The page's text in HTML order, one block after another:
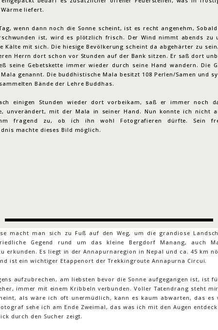
liefert.
wenn dann noch die Sonne scheint, ist es recht angenehm,
ist, wird es plötzlich frisch. Der Wind nimmt abends zu
Kälte mit sich. Die hiesige Bevölkerung scheint da abgehärter zu
Herrn dort schon vor Stunden auf der Bank sitzen. Er saß dort
seine Gebetskette immer wieder durch seine Hand wandern. Die
genannt. Die buddhistische Mala besitzt 108 Perlen/Samen und
Bände der Lehre Buddhas.
einigen Stunden wieder dort vorbeikam, saß er immer noch
unverändert, mit der Mala in seiner Hand. Nun konnte ich nicht
fragend zu, ob ich ihn wohl Fotografieren dürfte. Sein
machte dieses Bild möglich.
macht man sich zu Fuß auf den Weg, um die grandiose
Gegend rund um das kleine Bergdorf Manang, auch
erkunden. Es liegt in der Annapurnaregion in Nepal und ca. 45 km
ist ein wichtiger Etappenort der Trekkingroute Annapurna Circui.
aufzubrechen, am liebsten bevor die Sonne aufgegangen ist, ist
immer mit einem Kribbeln verbunden. Voller Tatendrang steht
als wäre ich oft unermüdlich, kann es kaum abwarten, das es
sehe ich am Ende Zweimal, das was ich mit den Augen
durch den Sucher zeigt.